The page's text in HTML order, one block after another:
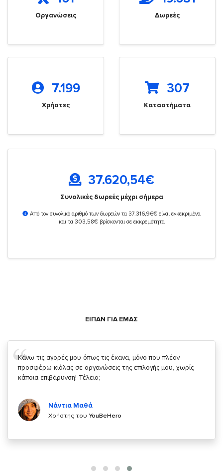
Οργανώσεις Δωρεές
7.199
Χρήστες
307
Καταστήματα
37.620,54€
Συνολικές δωρεές μέχρι σήμερα
Από τον συνολικό αριθμό των δωρεών τα 37.316,96€ είναι εγκεκριμένα
και τα 303,58€ βρίσκονται σε εκκρεμότητα
ΕΙΠΑΝ ΓΙΑ ΕΜΑΣ
Σας ευχαριστώ που μας δίνετε την δυνατότητα να κάνουμε
κάτι!
Χρήστης τουYouBeHero